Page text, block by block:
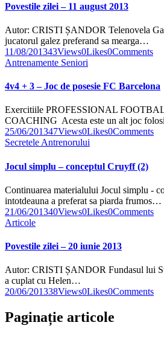
Povestile zilei – 11 august 2013
Autor: CRISTI ȘANDOR Telenovela
jucatorul galez preferand sa mearga…
11/08/201343Views0Likes0Comments
Antrenamente Seniori
4v4 + 3 – Joc de posesie FC Barcelona
Exercitiile PROFESSIONAL
COACHING Acesta este un alt joc
25/06/201347Views0Likes0Comments
Secretele Antrenorului
Jocul simplu – conceptul Cruyff (2)
Continuarea materialului Jocul simplu -
intotdeauna a preferat sa piarda frumos…
21/06/201340Views0Likes0Comments
Articole
Povestile zilei – 20 iunie 2013
Autor: CRISTI ȘANDOR Fundasul lui
a cuplat cu Helen…
20/06/201338Views0Likes0Comments
Paginație articole